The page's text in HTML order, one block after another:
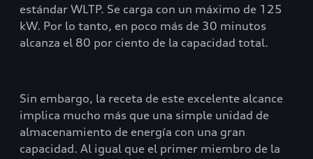
estándar WLTP. Se carga con un máximo de 125
kW. Por lo tanto, en poco más de 30 minutos
alcanza el 80 por ciento de la capacidad total.
Sin embargo, la receta de este excelente alcance
implica mucho más que una simple unidad de
almacenamiento de energía con una gran
capacidad. Al igual que el primer miembro de la